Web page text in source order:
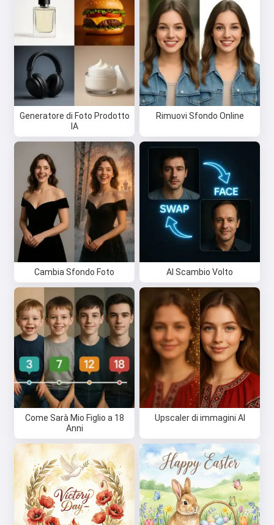
Generatore di Foto Prodotto
IA
Rimuovi Sfondo Online
Cambia Sfondo Foto AI Scambio Volto
Come Sarà Mio Figlio a 18
Anni
Upscaler di immagini AI
Ciao 👋
Posso creare canzoni, scrivere
poesie e auguri 🥰
Provalo gratis
Accetto:Termini di Servizio,
Politica sulla Privacy
Politica di Rimborso